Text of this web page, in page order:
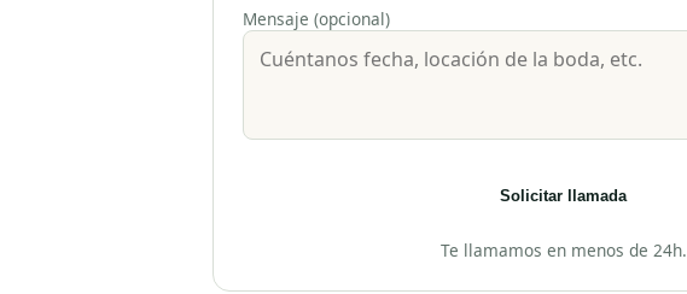
Mensaje (opcional)
Solicitar llamada
Te llamamos en menos de 24h.